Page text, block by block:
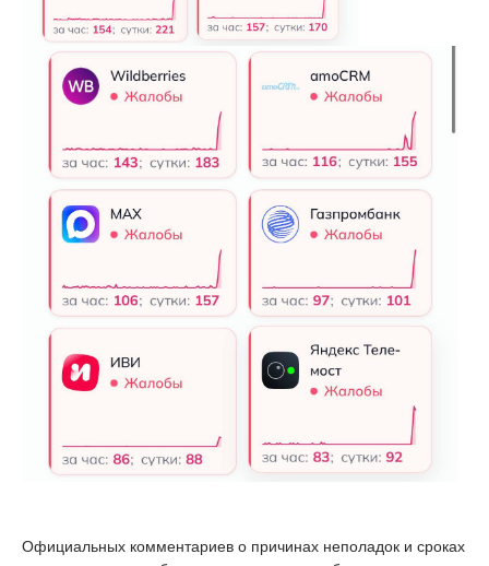
Официальных комментариев о причинах неполадок и сроках